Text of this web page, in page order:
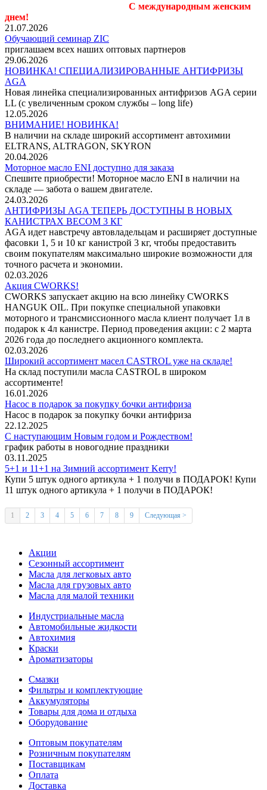
С международным женским
днем!
21.07.2026
Обучающий семинар ZIC
приглашаем всех наших оптовых партнеров
29.06.2026
НОВИНКА! СПЕЦИАЛИЗИРОВАННЫЕ АНТИФРИЗЫ
AGA
Новая линейка специализированных антифризов AGA серии
LL (с увеличенным сроком службы – long life)
12.05.2026
ВНИМАНИЕ! НОВИНКА!
В наличии на складе широкий ассортимент автохимии
ELTRANS, ALTRAGON, SKYRON
20.04.2026
Моторное масло ENI доступно для заказа
Спешите приобрести! Моторное масло ENI в наличии на
складе — забота о вашем двигателе.
24.03.2026
АНТИФРИЗЫ AGA ТЕПЕРЬ ДОСТУПНЫ В НОВЫХ
КАНИСТРАХ ВЕСОМ 3 КГ
AGA идет навстречу автовладельцам и расширяет доступные
фасовки 1, 5 и 10 кг канистрой 3 кг, чтобы предоставить
своим покупателям максимально широкие возможности для
точного расчета и экономии.
02.03.2026
Акция CWORKS!
CWORKS запускает акцию на всю линейку CWORKS
HANGUK OIL. При покупке специальной упаковки
моторного и трансмиссионного масла клиент получает 1л в
подарок к 4л канистре. Период проведения акции: с 2 марта
2026 года до последнего акционного комплекта.
02.03.2026
Широкий ассортимент масел CASTROL уже на складе!
На склад поступили масла CASTROL в широком
ассортименте!
16.01.2026
Насос в подарок за покупку бочки антифриза
Насос в подарок за покупку бочки антифриза
22.12.2025
С наступающим Новым годом и Рождеством!
график работы в новогодние праздники
03.11.2025
5+1 и 11+1 на Зимний ассортимент Kerry!
Купи 5 штук одного артикула + 1 получи в ПОДАРОК! Купи
11 штук одного артикула + 1 получи в ПОДАРОК!
1 2 3 4 5 6 7 8 9 Следующая >
Акции
Сезонный ассортимент
Масла для легковых авто
Масла для грузовых авто
Масла для малой техники
Индустриальные масла
Автомобильные жидкости
Автохимия
Краски
Ароматизаторы
Смазки
Фильтры и комплектующие
Аккумуляторы
Товары для дома и отдыха
Оборудование
Оптовым покупателям
Розничным покупателям
Поставщикам
Оплата
Доставка